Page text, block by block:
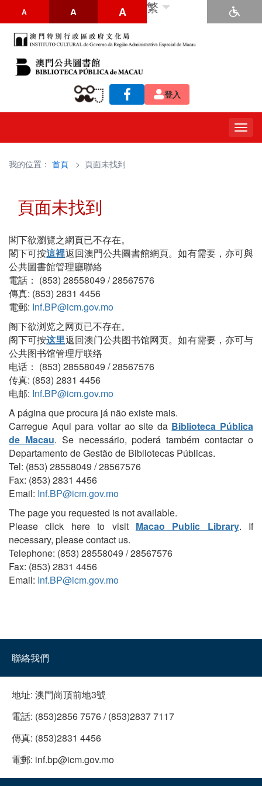
A A A 繁
登入
我的位置： 首頁 > 頁面未找到
頁面未找到
閣下欲瀏覽之網頁已不存在。
閣下可按這裡返回澳門公共圖書館網頁。如有需要，亦可與
公共圖書館管理廳聯絡
電話： (853) 28558049 / 28567576
傳真: (853) 2831 4456
電郵: Inf.BP@icm.gov.mo
阁下欲浏览之网页已不存在。
阁下可按这里返回澳门公共图书馆网页。如有需要，亦可与
公共图书馆管理厅联络
电话： (853) 28558049 / 28567576
传真: (853) 2831 4456
电邮: Inf.BP@icm.gov.mo
A página que procura já não existe mais.
Carregue Aqui para voltar ao site da Biblioteca Pública
de Macau. Se necessário, poderá também contactar o
Departamento de Gestão de Bibliotecas Públicas.
Tel: (853) 28558049 / 28567576
Fax: (853) 2831 4456
Email: Inf.BP@icm.gov.mo
The page you requested is not available.
Please click here to visit Macao Public Library. If
necessary, please contact us.
Telephone: (853) 28558049 / 28567576
Fax: (853) 2831 4456
Email: Inf.BP@icm.gov.mo
聯絡我們
地址: 澳門崗頂前地3號
電話: (853)2856 7576 / (853)2837 7117
傳真: (853)2831 4456
電郵: inf.bp@icm.gov.mo